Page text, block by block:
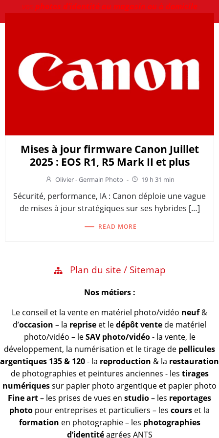
vos photos d’identité au magasin ou à domicile
Mises à jour firmware Canon Juillet
2025 : EOS R1, R5 Mark II et plus
Olivier - Germain Photo - 19 h 31 min
Sécurité, performance, IA : Canon déploie une vague
de mises à jour stratégiques sur ses hybrides […]
READ MORE
Plan du site / Sitemap
Nos métiers:
Le conseil et la vente en matériel photo/vidéo neuf&
d’occasion – la reprise et ledépôt vente de matériel
photo/vidéo – leSAV photo/vidéo- la vente, le
développement, la numérisation et le tirage de pellicules
argentiques 135 & 120- la reproduction & la restauration
de photographies et peintures anciennes - les tirages
numériquessur papier photo argentique et papier photo
Fine art– les prises de vues en studio– les reportages
photo pour entreprises et particuliers – les cours et la
formation en photographie – les photographies
d’identitéagrées ANTS